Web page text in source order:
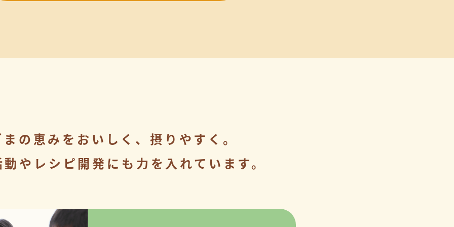
まの恵みをおいしく、摂りやすく。
動やレシピ開発にも 力を入れています。